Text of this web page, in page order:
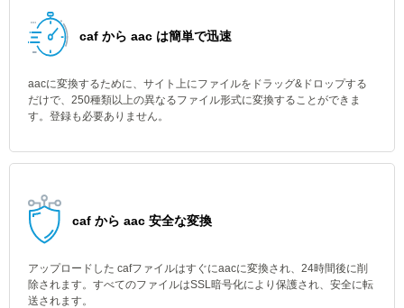
caf から aac は簡単で迅速
aacに変換するために、サイト上にファイルをドラッグ&ドロップする
だけで、250種類以上の異なるファイル形式に変換することができま
す。登録も必要ありません。
caf から aac 安全な変換
アップロードした cafファイルはすぐにaacに変換され、24時間後に削
除されます。すべてのファイルはSSL暗号化により保護され、安全に転
送されます。